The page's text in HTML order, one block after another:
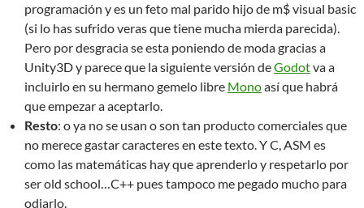
programación y es un feto mal parido hijo de m$ visual basic
(si lo has sufrido veras que tiene mucha mierda parecida).
Pero por desgracia se esta poniendo de moda gracias a
Unity3D y parece que la siguiente versión deGodotva a
incluirlo en su hermano gemelo libre Monoasí que habrá
que empezar a aceptarlo.
Resto: o ya no se usan o son tan producto comerciales que
no merece gastar caracteres en este texto. Y C, ASM es
como las matemáticas hay que aprenderlo y respetarlo por
ser old school…C++ pues tampoco me pegado mucho para
odiarlo.